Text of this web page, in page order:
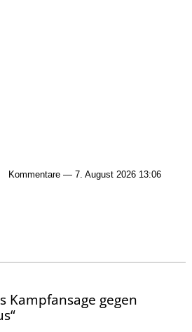
Kommentare — 7. August 2026 13:06
Kampfansage gegen